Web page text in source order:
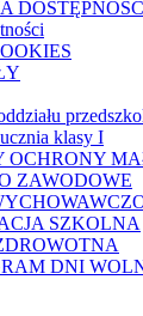
klasy I
OCHRONY
ZAWODOWE
SZKOLNA
DNI